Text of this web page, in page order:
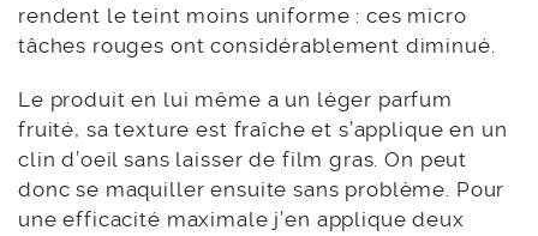
rendent le teint moins uniforme : ces micro
tâches rouges ont considérablement diminué.
Le produit en lui même a un léger parfum
fruité, sa texture est fraîche et s’applique en un
clin d’oeil sans laisser de film gras. On peut
donc se maquiller ensuite sans problème. Pour
une efficacité maximale j’en applique deux